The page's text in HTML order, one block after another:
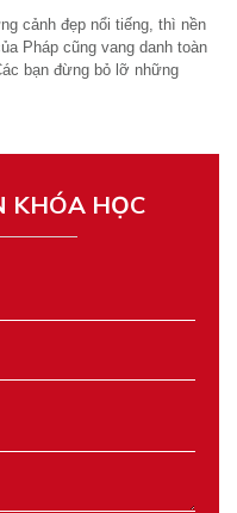
cảnh đẹp nổi tiếng, thì nền
Pháp cũng vang danh toàn
bạn đừng bỏ lỡ những
KHÓA HỌC